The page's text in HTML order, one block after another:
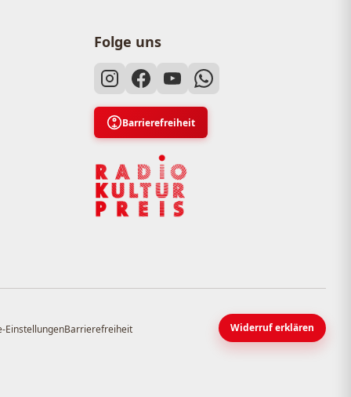
Folge uns
Barrierefreiheit
EinstellungenBarrierefreiheit Widerruf erklären